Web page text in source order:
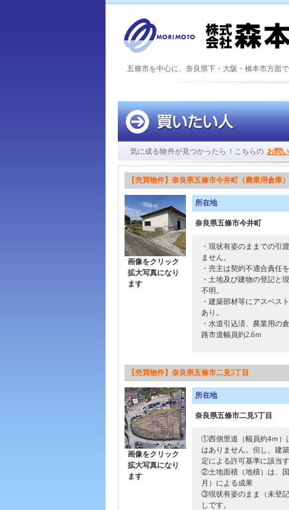
五條市を中心に、奈良県下・大阪・橋本市方面
気に成る物件が見つかったら！こちらの お問
【売買物件】奈良県五條市今井町（農業用倉庫）
画像をクリック
拡大写真になり
ます
所在地
奈良県五條市今井町
・現状有姿のままでの引
ません。
・売主は契約不適合責任
・土地及び建物の登記と
不明。
・建築部材等にアスベス
あり。
・水道引込済、農業用の
路市道幅員約2.6ｍ
【売買物件】奈良県五條市二見5丁目
画像をクリック
拡大写真になり
ます
所在地
奈良県五條市二見5丁目
①西側里道（幅員約4ｍ）
はありません。但し、建
定による許可基準に該当
②土地面積（地積）は、
月）による成果
③現状有姿のまま（未登
しです。